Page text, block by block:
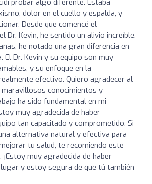
probar algo diferente. Estaba
dolor en el cuello y espalda, y
Desde que comencé el
Dr. Kevin, he sentido un alivio increíble.
he notado una gran diferencia en
El Dr. Kevin y su equipo son muy
y su enfoque en la
efectivo. Quiero agradecer al
maravillosos conocimientos y
ha sido fundamental en mi
muy agradecida de haber
tan capacitado y comprometido. Si
alternativa natural y efectiva para
tu salud, te recomiendo este
muy agradecida de haber
y estoy segura de que tú también